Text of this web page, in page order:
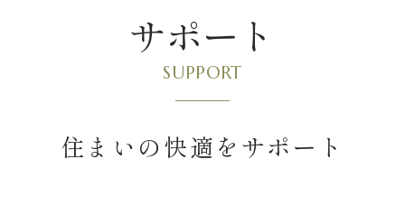
サポート
SUPPORT
住まいの快適をサポート